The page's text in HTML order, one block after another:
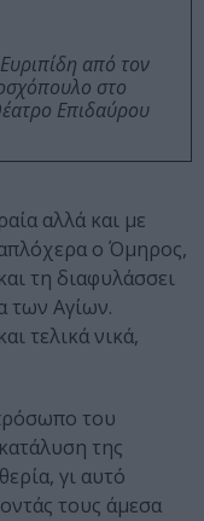
από τον
στο
Επιδαύρου
αλλά και με
ο Όμηρος,
τη διαφυλάσσει
των Αγίων.
τελικά νικά,
του
της
γι αυτό
τους άμεσα